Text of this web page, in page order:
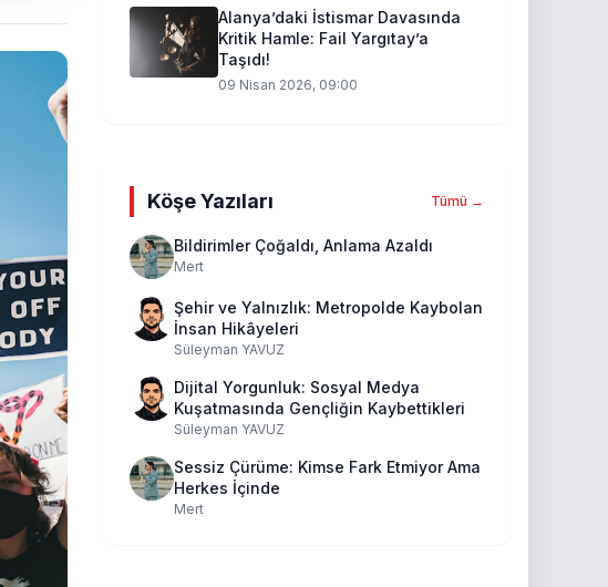
Alanya’daki İstismar Davasında
Kritik Hamle: Fail Yargıtay’a
Taşıdı!
09 Nisan 2026, 09:00
Köşe Yazıları Tümü →
Bildirimler Çoğaldı, Anlama Azaldı
Mert
Şehir ve Yalnızlık: Metropolde Kaybolan
İnsan Hikâyeleri
Süleyman YAVUZ
Dijital Yorgunluk: Sosyal Medya
Kuşatmasında Gençliğin Kaybettikleri
Süleyman YAVUZ
Sessiz Çürüme: Kimse Fark Etmiyor Ama
Herkes İçinde
Mert